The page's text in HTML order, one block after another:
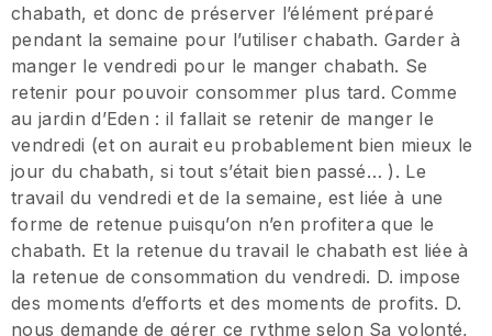
chabath, et donc de préserver l’élément préparé
pendant la semaine pour l’utiliser chabath. Garder à
manger le vendredi pour le manger chabath. Se
retenir pour pouvoir consommer plus tard. Comme
au jardin d’Eden : il fallait se retenir de manger le
vendredi (et on aurait eu probablement bien mieux le
jour du chabath, si tout s’était bien passé… ). Le
travail du vendredi et de la semaine, est liée à une
forme de retenue puisqu’on n’en profitera que le
chabath. Et la retenue du travail le chabath est liée à
la retenue de consommation du vendredi. D. impose
des moments d’efforts et des moments de profits. D.
nous demande de gérer ce rythme selon Sa volonté,